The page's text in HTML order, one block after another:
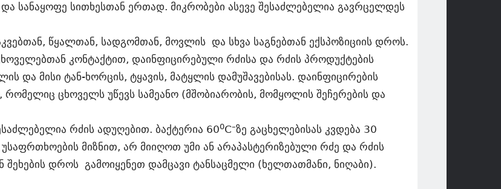
სანაყოფე სითხესთან ერთად. მიკრობები ასევე შესაძლებელია გავრცელდეს
წყალთან, სადგომთან, მოვლის და სხვა საგნებთან ექსპოზიციის დროს.
კონტაქტით, დაინფიცირებული რძისა და რძის პროდუქტების
და მისი ტან-ხორცის, ტყავის, მატყლის დამუშავებისას. დაინფიცირების
ცხოველს უწევს სამეანო (მშობიარობის, მომყოლის შეჩერების და
რძის ადუღებით. ბაქტერია 600C–ზე გაცხელებისას კვდება 30
მიზნით, არ მიიღოთ უმი ან არაპასტერიზებული რძე და რძის
დროს გამოიყენეთ დამცავი ტანსაცმელი (ხელთათმანი, ნიღაბი).